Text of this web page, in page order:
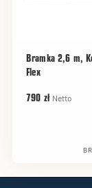
Bramka 2,6 m,
Flex
790 zł Netto